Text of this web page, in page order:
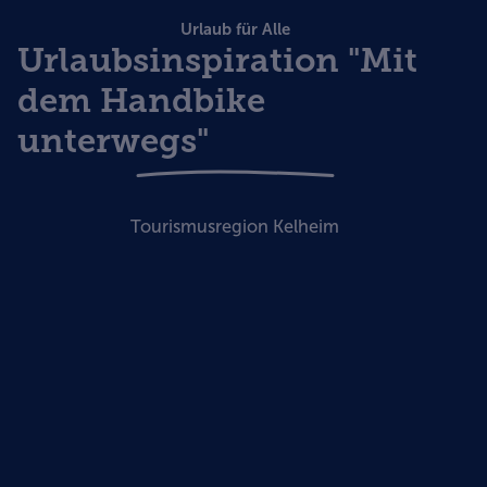
Urlaub für Alle
Urlaubsinspiration "Mit
dem Handbike
unterwegs"
Tourismusregion Kelheim